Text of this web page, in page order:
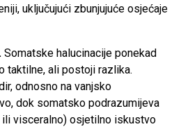
uključujući zbunjujuće osjećaje
Somatske halucinacije ponekad
taktilne, ali postoji razlika.
odnosno na vanjsko
dok somatsko podrazumijeva
ili visceralno) osjetilno iskustvo